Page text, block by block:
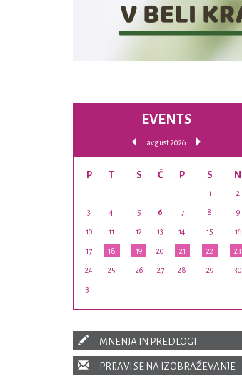
EVENTS
avgust 2026
P T S Č P S N
1 2
3 4 5 6 7 8 9
10 11 12 13 14 15 16
17 18 19 20 21 22 23
24 25 26 27 28 29 30
31
MNENJA IN PREDLOGI
PRIJAVI SE NA IZOBRAŽEVANJE